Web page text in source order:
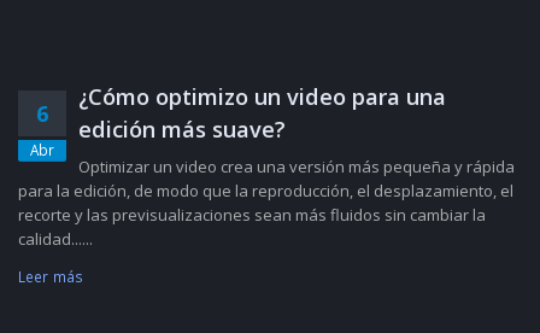
6
Abr
¿Cómo optimizo un video para una
edición más suave?
Optimizar un video crea una versión más pequeña y rápida
para la edición, de modo que la reproducción, el desplazamiento, el
recorte y las previsualizaciones sean más fluidos sin cambiar la
calidad......
Leer más